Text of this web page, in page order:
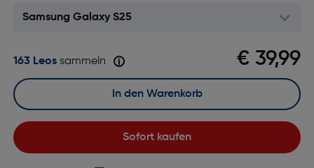
€ 39,99
163 Leossammeln
Sofort kaufen
In den Warenkorb